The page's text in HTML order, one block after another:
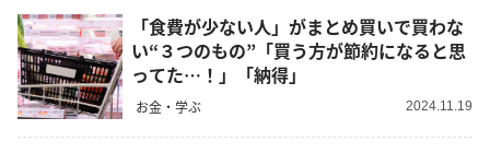
「食費が少ない人」がまとめ買いで買わな
い“３つのもの”「買う方が節約になると思
ってた…！」「納得」
お金・学ぶ 2024.11.19